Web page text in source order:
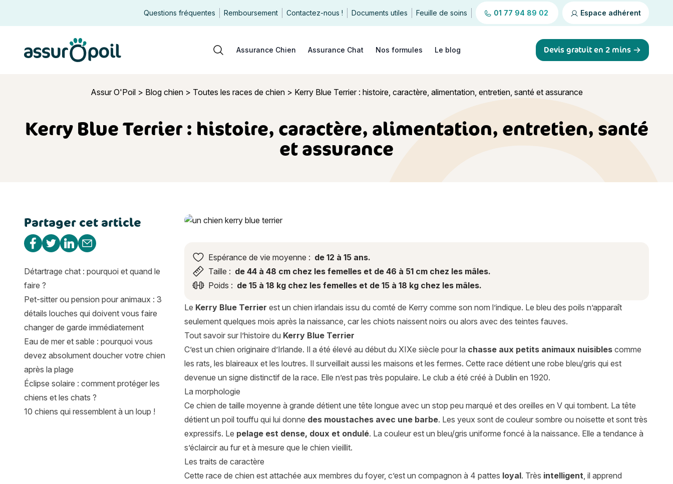
Questions fréquentes Remboursement Contactez-nous ! Documents utiles Feuille de soins 01 77 94 89 02 Espace adhérent
Rechercher
Assurance Chien Assurance Chat Nos formules Le blog Devis gratuit en 2 mins
Assur O'Poil> Blog chien> Toutes les races de chien> Kerry Blue Terrier : histoire, caractère, alimentation, entretien, santé et assurance
Kerry Blue Terrier : histoire, caractère, alimentation, entretien, santé
et assurance
Kerry Blue Terrier : histoire, caractère, alimentation, entretien, santé et assurance
Espérance de vie moyenne : de 12 à 15 ans.
Taille : de 44 à 48 cm chez les femelles et de 46 à 51 cm chez les mâles.
Poids : de 15 à 18 kg chez les femelles et de 15 à 18 kg chez les mâles.
Le Kerry Blue Terrier est un chien irlandais issu du comté de Kerry comme son nom l’indique. Le bleu des poils n’apparaît
seulement quelques mois après la naissance, car les chiots naissent noirs ou alors avec des teintes fauves.
Tout savoir sur l’histoire du Kerry Blue Terrier
C’est un chien originaire d’Irlande. Il a été élevé au début du XIXe siècle pour la chasse aux petits animaux nuisibles comme
les rats, les blaireaux et les loutres. Il surveillait aussi les maisons et les fermes. Cette race détient une robe bleu/gris qui est
devenue un signe distinctif de la race. Elle n’est pas très populaire. Le club a été créé à Dublin en 1920.
La morphologie
Ce chien de taille moyenne à grande détient une tête longue avec un stop peu marqué et des oreilles en V qui tombent. La tête
détient un poil touffu qui lui donne des moustaches avec une barbe. Les yeux sont de couleur sombre ou noisette et sont très
expressifs. Le pelage est dense, doux et ondulé. La couleur est un bleu/gris uniforme foncé à la naissance. Elle a tendance à
s’éclaircir au fur et à mesure que le chien vieillit.
Les traits de caractère
Cette race de chien est attachée aux membres du foyer, c’est un compagnon à 4 pattes loyal. Très intelligent, il apprend
Partager cet article
Partager sur Facebook
Partager sur Twitter
Partager sur Linkedin
Partager par e-mail
Détartrage chat : pourquoi et quand le
faire ?
Pet-sitter ou pension pour animaux : 3
détails louches qui doivent vous faire
changer de garde immédiatement
Eau de mer et sable : pourquoi vous
devez absolument doucher votre chien
après la plage
Éclipse solaire : comment protéger les
chiens et les chats ?
10 chiens qui ressemblent à un loup !